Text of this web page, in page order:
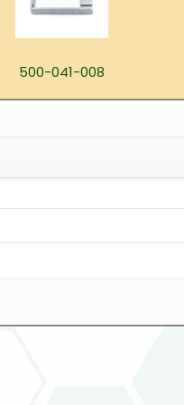
500-041-008